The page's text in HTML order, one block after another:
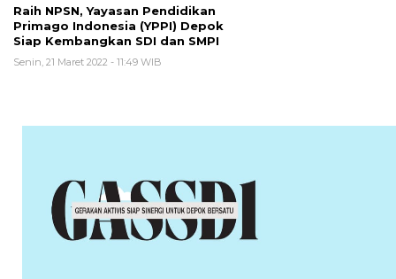
Raih NPSN, Yayasan Pendidikan
Primago Indonesia (YPPI) Depok
Siap Kembangkan SDI dan SMPI
Senin, 21 Maret 2022 - 11:49 WIB